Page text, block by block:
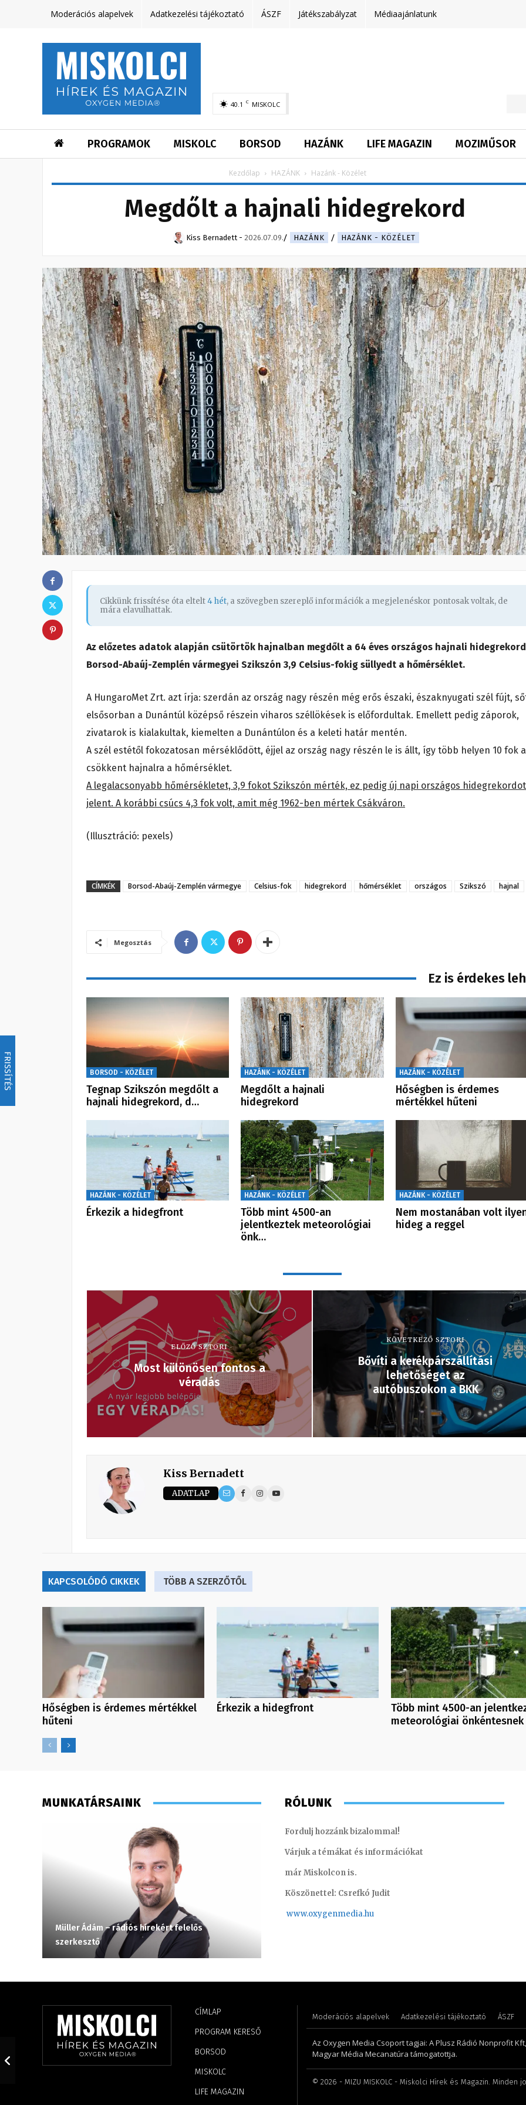
FRISSÍTÉS
Moderációs alapelvek Adatkezelési tájékoztató ÁSZF Játékszabályzat Médiaajánlatunk
40.1 C MISKOLC
PROGRAMOK MISKOLC BORSOD HAZÁNK LIFE MAGAZIN MOZIMŰSOR
Kezdőlap HAZÁNK Hazánk - Közélet
Megdőlt a hajnali hidegrekord
Kiss Bernadett - 2026.07.09. HAZÁNK HAZÁNK - KÖZÉLET
Cikkünk frissítése óta eltelt4 hét, a szövegben szereplő információk a megjelenéskor pontosak voltak, de
mára elavulhattak.
Az előzetes adatok alapján csütörtök hajnalban megdőlt a 64 éves országos hajnali
Borsod-Abaúj-Zemplén vármegyei Szikszón 3,9 Celsius-fokig süllyedt a hőmérséklet.
A HungaroMet Zrt. azt írja: szerdán az ország nagy részén még erős északi, északnyugati szél fújt,
elsősorban a Dunántúl középső részein viharos széllökések is előfordultak. Emellett pedig záporok,
zivatarok is kialakultak, kiemelten a Dunántúlon és a keleti határ mentén.
A szél estétől fokozatosan mérséklődött, éjjel az ország nagy részén le is állt, így több helyen 10 fok
csökkent hajnalra a hőmérséklet.
A legalacsonyabb hőmérsékletet, 3,9 fokot Szikszón mérték, ez pedig új napi országos hidegrekordot
jelent. A korábbi csúcs 4,3 fok volt, amit még 1962-ben mértek Csákváron.
(Illusztráció: pexels)
CÍMKÉK Borsod-Abaúj-Zemplén vármegye Celsius-fok hidegrekord hőmérséklet országos Szikszó hajnal
Megosztás
Ez is érdekes
BORSOD - KÖZÉLET
Tegnap Szikszón megdőlt a
hajnali hidegrekord, d…
HAZÁNK - KÖZÉLET
Megdőlt a hajnali
hidegrekord
HAZÁNK - KÖZÉLET
Hőségben is érdemes
mértékkel hűteni
HAZÁNK - KÖZÉLET
Érkezik a hidegfront
HAZÁNK - KÖZÉLET
Több mint 4500-an
jelentkeztek meteorológiai
önk…
HAZÁNK - KÖZÉLET
Nem mostanában volt
hideg a reggel
ELŐZŐ SZTORI
Most különösen fontos a
véradás
KÖVETKEZŐ SZTORI
Bővíti a kerékpárszállítási
lehetőséget az
autóbuszokon a BKK
Kiss Bernadett
ADATLAP
KAPCSOLÓDÓ CIKKEK TÖBB A SZERZŐTŐL
Hőségben is érdemes mértékkel
hűteni
Érkezik a hidegfront
Több mint 4500-an
meteorológiai önkéntesnek
MUNKATÁRSAINK
Müller Ádám – rádiós hírekért felelős
szerkesztő
RÓLUNK
Fordulj hozzánk bizalommal!
Várjuk a témákat és információkat
már Miskolcon is.
Köszönettel: Csrefkó Judit
www.oxygenmedia.hu
CÍMLAP
PROGRAM KERESŐ
BORSOD
MISKOLC
LIFE MAGAZIN
Moderációs alapelvek Adatkezelési tájékoztató ÁSZF
Az Oxygen Media Csoport tagjai: A Plusz Rádió Nonprofit
Magyar Média Mecanatúra támogatottja.
© 2026 - MIZU MISKOLC - Miskolci Hírek és Magazin. Minden